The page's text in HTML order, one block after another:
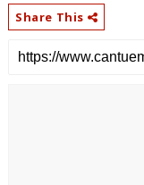
Share This